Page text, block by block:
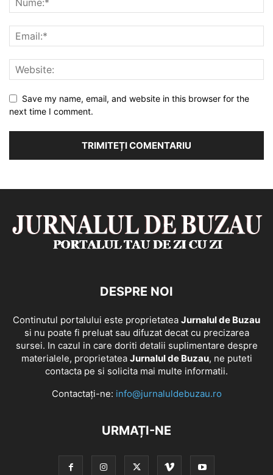
Save my name, email, and website in this browser for the
next time I comment.
DESPRE NOI
Continutul portalului este proprietatea Jurnalul de Buzau
si nu poate fi preluat sau difuzat decat cu precizarea
sursei. In cazul in care doriti detalii suplimentare despre
materialele, proprietatea Jurnalul de Buzau, ne puteti
contacta pe si solicita mai multe informatii.
Contactați-ne: info@jurnaluldebuzau.ro
URMAȚI-NE